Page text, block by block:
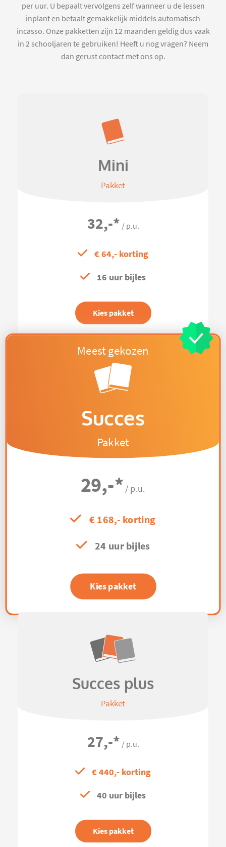
per uur. U bepaalt vervolgens zelf wanneer u de lessen
inplant en betaalt gemakkelijk middels automatisch
incasso. Onze pakketten zijn 12 maanden geldig dus vaak
in 2 schooljaren te gebruiken! Heeft u nog vragen? Neem
dan gerust contact met ons op.
Mini
Pakket
32,-* / p.u.
€ 64,- korting
16 uur bijles
Kies pakket
Succes
Pakket
29,-* / p.u.
€ 168,- korting
24 uur bijles
Kies pakket
Succes plus
Pakket
27,-* / p.u.
€ 440,- korting
40 uur bijles
Kies pakket